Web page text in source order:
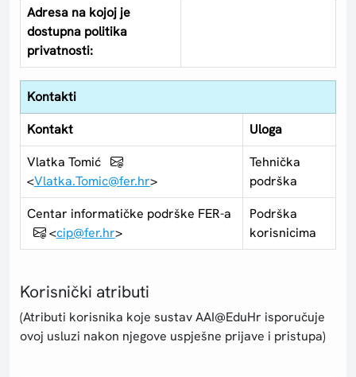
Adresa na kojoj je
dostupna politika
privatnosti:
Kontakti
Kontakt
Uloga
Vlatka Tomić
<Vlatka.Tomic@fer.hr>
Tehnička
podrška
Centar informatičke podrške FER-a
<cip@fer.hr>
Podrška
korisnicima
Korisnički atributi
(Atributi korisnika koje sustav AAI@EduHr isporučuje
ovoj usluzi nakon njegove uspješne prijave i pristupa)